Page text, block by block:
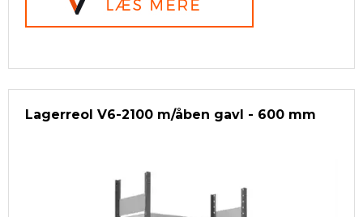
Lagerreol V6-2100 m/åben gavl - 600 mm